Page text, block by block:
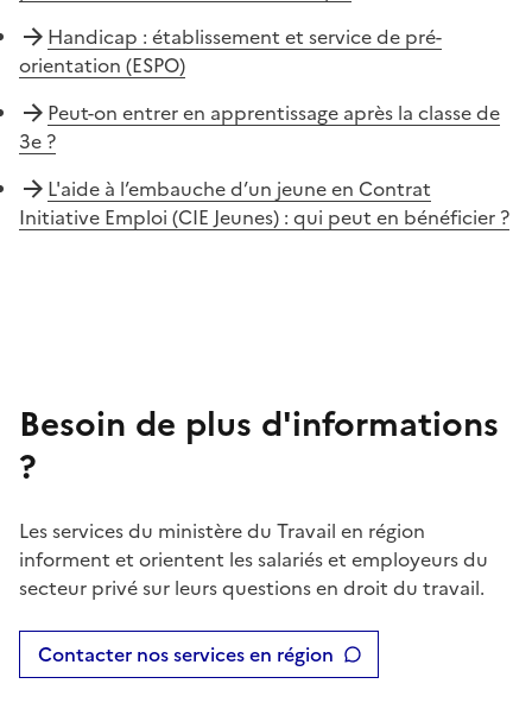
Handicap : établissement et service de pré-
orientation (ESPO)
Peut-on entrer en apprentissage après la classe de
3e ?
L'aide à l’embauche d’un jeune en Contrat
Initiative Emploi (CIE Jeunes) : qui peut en bénéficier ?
Besoin de plus d'informations
?
Les services du ministère du Travail en région
informent et orientent les salariés et employeurs du
secteur privé sur leurs questions en droit du travail.
Contacter nos services en région